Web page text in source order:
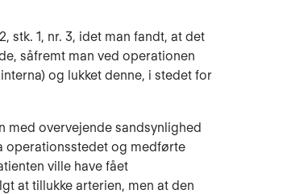
stk. 1, nr. 3, idet man fandt, at det
såfremt man ved operationen
og lukket denne, i stedet for
med overvejende sandsynlighed
operationsstedet og medførte
ville have fået
at til­lukke arterien, men at den